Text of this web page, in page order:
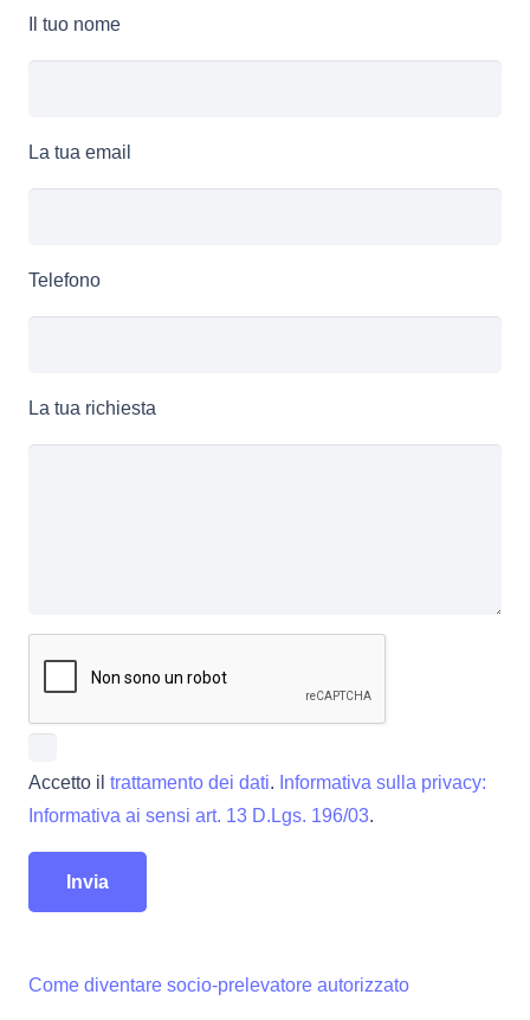
Il tuo nome
La tua email
Telefono
La tua richiesta
Accetto il trattamento dei dati. Informativa sulla privacy:
Informativa ai sensi art. 13 D.Lgs. 196/03.
Come diventare socio-prelevatore autorizzato